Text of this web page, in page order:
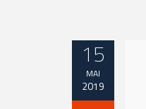
15
MAI
2019